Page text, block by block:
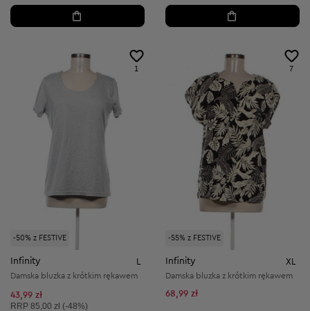
-50% z FESTIVE
1
Infinity L
Damska bluzka z krótkim rękawem
43,99 zł
Cena sugerowana:
RRP 85,00 zł (-48%)
-55% z FESTIVE
7
Infinity XL
Damska bluzka z krótkim rękawem
68,99 zł